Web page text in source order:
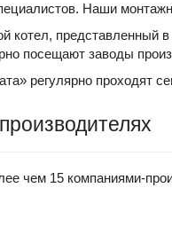
Наши
котел, представленный
посещают заводы
регулярно проходят
чем 15 компаниями-